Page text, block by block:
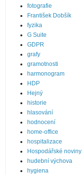
fotografie
František Dobšík
fyzika
G Suite
GDPR
grafy
gramotnosti
harmonogram
HDP
Hejný
historie
hlasování
hodnocení
home-office
hospitalizace
Hospodářské noviny
hudební výchova
hygiena